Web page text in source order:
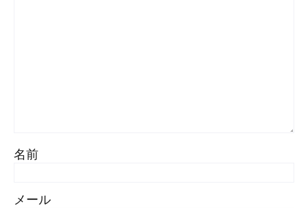
名前
メール